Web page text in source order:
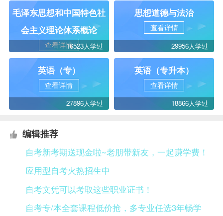
毛泽东思想和中国特色社
会主义理论体系概论
查看详情16523人学过
思想道德与法治
查看详情
29956人学过
英语（专）
查看详情
27896人学过
英语（专升本）
查看详情
18866人学过
编辑推荐
自考新考期送现金啦~老朋带新友，一起赚学费！
应用型自考火热招生中
自考文凭可以考取这些职业证书！
自考专/本全套课程低价抢，多专业任选3年畅学